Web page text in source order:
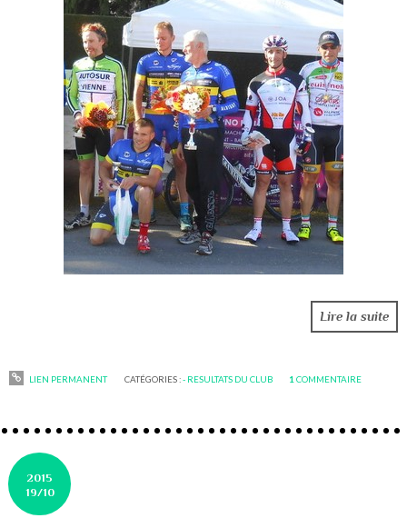
Lire la suite
LIEN PERMANENT CATÉGORIES :- RESULTATS DU CLUB 1 COMMENTAIRE
2015
19/10